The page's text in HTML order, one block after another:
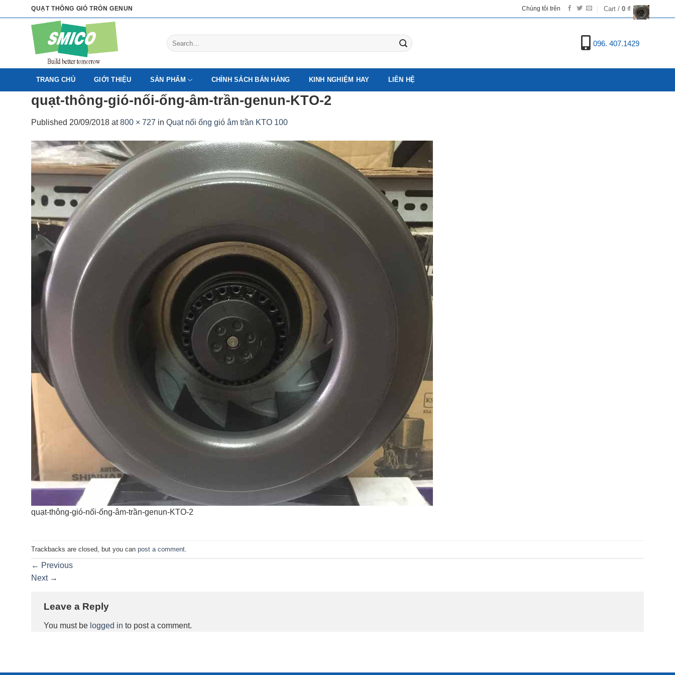
to
QUẠT THÔNG GIÓ TRÒN GENUN Chúng tôi trên Cart / 0 ₫
Search
for:
096. 407.1429
TRANG CHỦ GIỚI THIỆU SẢN PHẨM CHÍNH SÁCH BÁN HÀNG KINH NGHIỆM HAY LIÊN HỆ
quạt-thông-gió-nối-ống-âm-trần-genun-KTO-2
Published 20/09/2018 at800 × 727 in Quạt nối ống gió âm trần KTO 100
quạt-thông-gió-nối-ống-âm-trần-genun-KTO-2
Trackbacks are closed, but you can post a comment
← Previous
Next →
Leave a Reply
You must be logged in to post a comment.